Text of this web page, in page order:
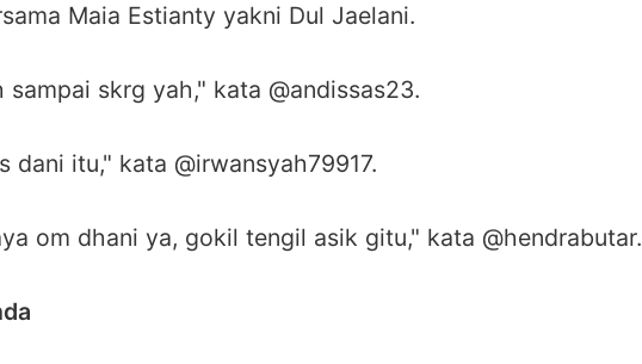
Maia Estianty yakni Dul Jaelani.
sampai skrg yah," kata @andissas23.
dani itu," kata @irwansyah79917.
om dhani ya, gokil tengil asik gitu," kata @hendrabutar.